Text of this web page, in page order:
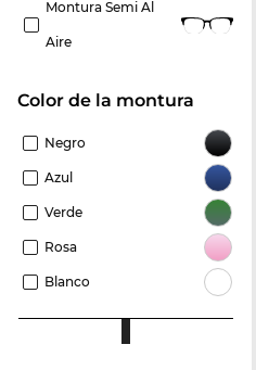
Montura Semi Al
Aire
Color de la montura
Negro
Azul
Verde
Rosa
Blanco